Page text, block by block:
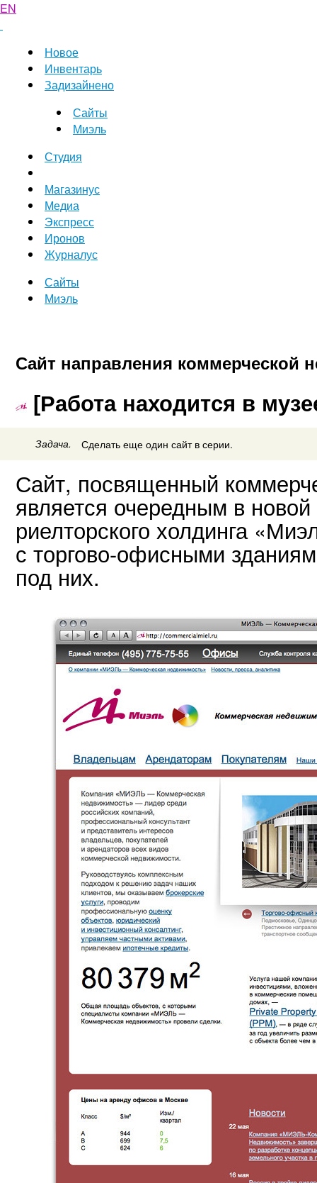
EN
Новое
Инвентарь
Задизайнено
Сайты
Миэль
Студия
Магазинус
Медиа
Экспресс
Иронов
Журналус
Сайты
Миэль
Сайт направления коммерческой
[Работа находится в
Задача. Сделать еще один сайт в серии.
Сайт, посвященный
является очередным в
риелторского холдинга
с торгово-офисными
под них.